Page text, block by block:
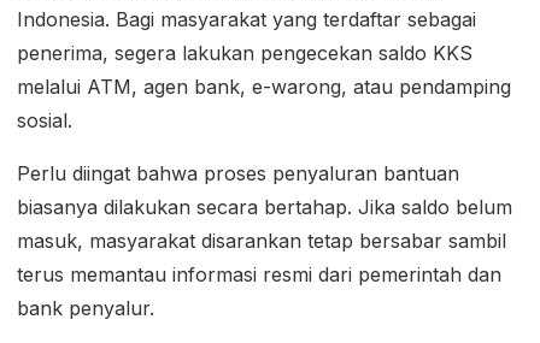
Indonesia. Bagi masyarakat yang terdaftar sebagai
penerima, segera lakukan pengecekan saldo KKS
melalui ATM, agen bank, e-warong, atau pendamping
sosial.
Perlu diingat bahwa proses penyaluran bantuan
biasanya dilakukan secara bertahap. Jika saldo belum
masuk, masyarakat disarankan tetap bersabar sambil
terus memantau informasi resmi dari pemerintah dan
bank penyalur.